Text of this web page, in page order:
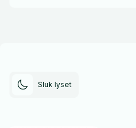
Sluk lyset